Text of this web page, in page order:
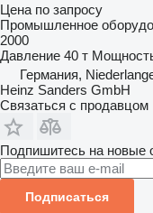
Цена по запросу
Промышленное
2000
Давление 40 т
Германия,
Heinz Sanders GmbH
Связаться с продавцом
Подпишитесь на новые
Подписаться